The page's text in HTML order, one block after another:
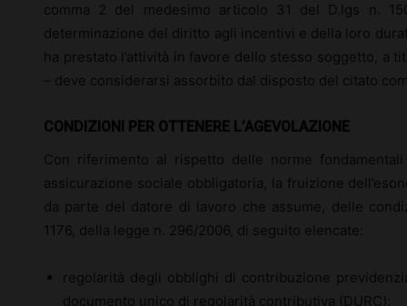
comma 2 del medesimo articolo 31 del D.lgs n.
determinazione del diritto agli incentivi e della loro
ha prestato l’attività in favore dello stesso soggetto, a
– deve considerarsi assorbito dal disposto del citato
CONDIZIONI PER OTTENERE L’AGEVOLAZIONE
Con riferimento al rispetto delle norme
assicurazione sociale obbligatoria, la fruizione
da parte del datore di lavoro che assume, delle
1176, della legge n. 296/2006, di seguito elencate:
regolarità degli obblighi di contribuzione
documento unico di regolarità contributiva (DURC);